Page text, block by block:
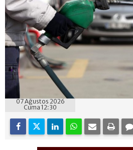
07 Ağustos 2026
Cuma 12:30